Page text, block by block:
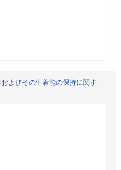
よびその生着能の保持に関す